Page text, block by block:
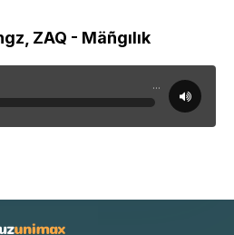
ZAQ - Mäñgılık
...